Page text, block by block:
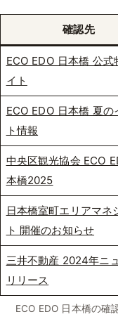
確認先
ECO EDO 日本橋 公式
イト
ECO EDO 日本橋 夏の
ト情報
中央区観光協会 ECO
本橋2025
日本橋室町エリアマネ
ト 開催のお知らせ
三井不動産 2024年ニ
リリース
ECO EDO 日本橋の